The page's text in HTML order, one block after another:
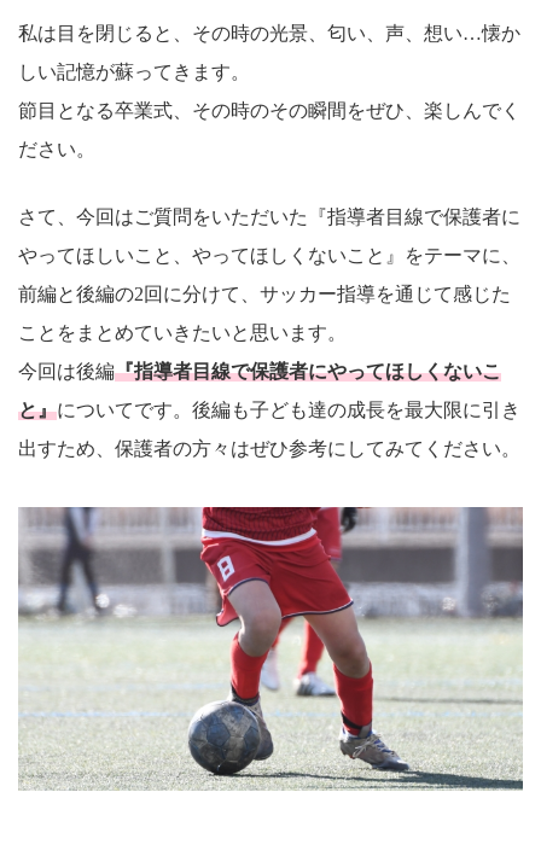
私は目を閉じると、その時の光景、匂い、声、想い…懐か
しい記憶が蘇ってきます。
節目となる卒業式、その時のその瞬間をぜひ、楽しんでく
ださい。
さて、今回はご質問をいただいた『指導者目線で保護者に
やってほしいこと、やってほしくないこと』をテーマに、
前編と後編の2回に分けて、サッカー指導を通じて感じた
ことをまとめていきたいと思います。
今回は後編『指導者目線で保護者にやってほしくないこ
と』についてです。後編も子ども達の成長を最大限に引き
出すため、保護者の方々はぜひ参考にしてみてください。